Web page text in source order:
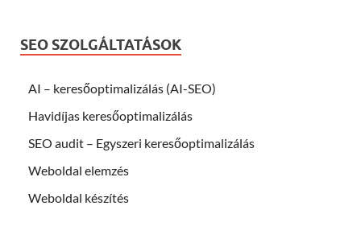
SEO SZOLGÁLTATÁSOK
AI – keresőoptimalizálás (AI-SEO)
Havidíjas keresőoptimalizálás
SEO audit – Egyszeri keresőoptimalizálás
Weboldal elemzés
Weboldal készítés